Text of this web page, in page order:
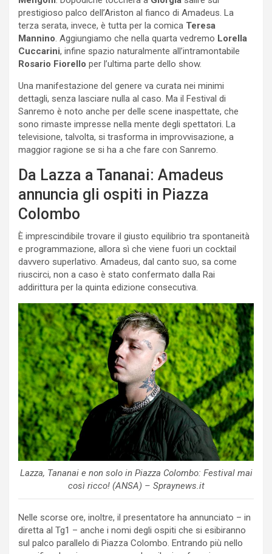
prestigioso palco dell’Ariston al fianco di Amadeus. La
terza serata, invece, è tutta per la comica Teresa
Mannino. Aggiungiamo che nella quarta vedremo Lorella
Cuccarini, infine spazio naturalmente all’intramontabile
Rosario Fiorello per l’ultima parte dello show.
Una manifestazione del genere va curata nei minimi
dettagli, senza lasciare nulla al caso. Ma il Festival di
Sanremo è noto anche per delle scene inaspettate, che
sono rimaste impresse nella mente degli spettatori. La
televisione, talvolta, si trasforma in improvvisazione, a
maggior ragione se si ha a che fare con Sanremo.
Da Lazza a Tananai: Amadeus
annuncia gli ospiti in Piazza
Colombo
È imprescindibile trovare il giusto equilibrio tra spontaneità
e programmazione, allora sì che viene fuori un cocktail
davvero superlativo. Amadeus, dal canto suo, sa come
riuscirci, non a caso è stato confermato dalla Rai
addirittura per la quinta edizione consecutiva.
Lazza, Tananai e non solo in Piazza Colombo: Festival mai
così ricco! (ANSA) – Spraynews.it
Nelle scorse ore, inoltre, il presentatore ha annunciato – in
diretta al Tg1 – anche i nomi degli ospiti che si esibiranno
sul palco parallelo di Piazza Colombo. Entrando più nello